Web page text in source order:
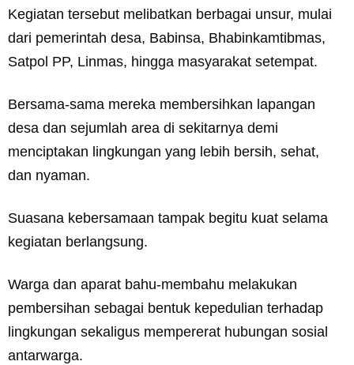
Kegiatan tersebut melibatkan berbagai unsur, mulai
dari pemerintah desa, Babinsa, Bhabinkamtibmas,
Satpol PP, Linmas, hingga masyarakat setempat.
Bersama-sama mereka membersihkan lapangan
desa dan sejumlah area di sekitarnya demi
menciptakan lingkungan yang lebih bersih, sehat,
dan nyaman.
Suasana kebersamaan tampak begitu kuat selama
kegiatan berlangsung.
Warga dan aparat bahu-membahu melakukan
pembersihan sebagai bentuk kepedulian terhadap
lingkungan sekaligus mempererat hubungan sosial
antarwarga.